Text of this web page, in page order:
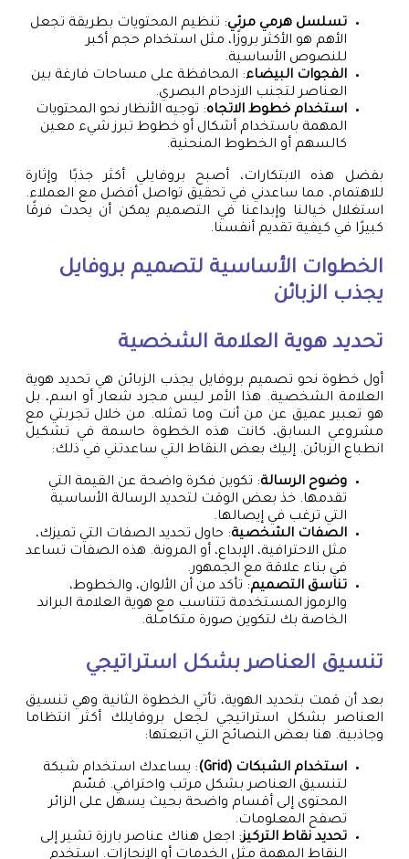
تسلسل هرمي مرئي: تنظيم المحتويات بطريقة تجعل
الأهم هو الأكثر بروزًا، مثل استخدام حجم أكبر
للنصوص الأساسية.
الفجوات البيضاء: المحافظة على مساحات فارغة بين
العناصر لتجنب الازدحام البصري.
استخدام خطوط الاتجاه: توجيه الأنظار نحو المحتويات
المهمة باستخدام أشكال أو خطوط تبرز شيء معين
كالسهم أو الخطوط المنحنية.
بفضل هذه الابتكارات، أصبح بروفايلي أكثر جذبًا وإثارة
للاهتمام، مما ساعدني في تحقيق تواصل أفضل مع العملاء.
استغلال خيالنا وإبداعنا في التصميم يمكن أن يحدث فرقًا
كبيرًا في كيفية تقديم أنفسنا.
الخطوات الأساسية لتصميم بروفايل
يجذب الزبائن
تحديد هوية العلامة الشخصية
أول خطوة نحو تصميم بروفايل يجذب الزبائن هي تحديد هوية
العلامة الشخصية. هذا الأمر ليس مجرد شعار أو اسم، بل
هو تعبير عميق عن من أنت وما تمثله. من خلال تجربتي مع
مشروعي السابق، كانت هذه الخطوة حاسمة في تشكيل
انطباع الزبائن. إليك بعض النقاط التي ساعدتني في ذلك:
وضوح الرسالة: تكوين فكرة واضحة عن القيمة التي
تقدمها. خذ بعض الوقت لتحديد الرسالة الأساسية
التي ترغب في إيصالها.
الصفات الشخصية: حاول تحديد الصفات التي تميزك،
مثل الاحترافية، الإبداع، أو المرونة. هذه الصفات تساعد
في بناء علاقة مع الجمهور.
تناسق التصميم: تأكد من أن الألوان، والخطوط،
والرموز المستخدمة تتناسب مع هوية العلامة البراند
الخاصة بك لتكوين صورة متكاملة.
تنسيق العناصر بشكل استراتيجي
بعد أن قمت بتحديد الهوية، تأتي الخطوة الثانية وهي تنسيق
العناصر بشكل استراتيجي لجعل بروفايلك أكثر انتظاما
وجاذبية. هنا بعض النصائح التي اتبعتها:
استخدام الشبكات (Grid)
: يساعدك استخدام شبكة
لتنسيق العناصر بشكل مرتب واحترافي. قسّم
المحتوى إلى أقسام واضحة بحيث يسهل على الزائر
تصفح المعلومات.
تحديد نقاط التركيز: اجعل هناك عناصر بارزة تشير إلى
النقاط المهمة مثل الخدمات أو الإنجازات. استخدم